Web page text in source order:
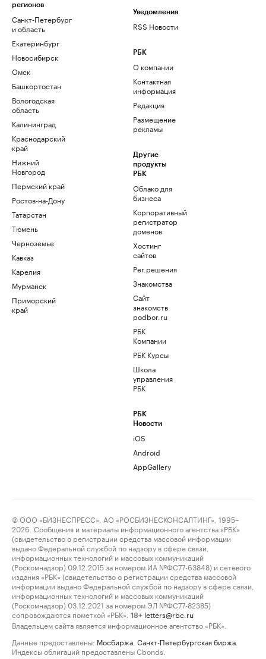
регионов
Санкт-Петербург
и область
Екатеринбург
Новосибирск
Омск
Башкортостан
Вологодская
область
Калининград
Краснодарский
край
Нижний
Новгород
Пермский край
Ростов-на-Дону
Татарстан
Тюмень
Черноземье
Кавказ
Карелия
Мурманск
Приморский
край
Уведомления
RSS Новости
РБК
О компании
Контактная
информация
Редакция
Размещение
рекламы
Другие
продукты
РБК
Облако для
бизнеса
Корпоративный
регистратор
доменов
Хостинг
сайтов
Рег.решения
Знакомства
Сайт
знакомств
podbor.ru
РБК
Компании
РБК Курсы
Школа
управления
РБК
РБК
Новости
iOS
Android
AppGallery
© ООО «БИЗНЕСПРЕСС», АО «РОСБИЗНЕСКОНСАЛТИНГ», 1995–
2026. Сообщения и материалы информационного агентства «РБК»
(свидетельство о регистрации средства массовой информации
выдано Федеральной службой по надзору в сфере связи,
информационных технологий и массовых коммуникаций
(Роскомнадзор) 09.12.2015 за номером ИА №ФС77-63848) и сетевого
издания «РБК» (свидетельство о регистрации средства массовой
информации выдано Федеральной службой по надзору в сфере связи,
информационных технологий и массовых коммуникаций
(Роскомнадзор) 03.12.2021 за номером ЭЛ №ФС77-82385)
сопровождаются пометкой «РБК».
18+ letters@rbc.ru
Владельцем сайта является информационное агентство «РБК».
Данные предоставлены: Мосбиржа Санкт-Петербургская биржа
Индексы облигаций предоставлены Cbonds.